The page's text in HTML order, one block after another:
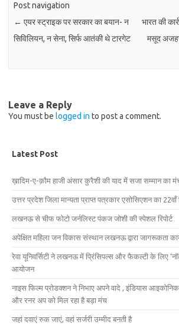
Post navigation
← एयर स्ट्राइक पर सरकार का बयान- न
सिविलियन, न सेना, सिर्फ आतंकी थे टारगेट
भारत की
मसूद अजहर
Leave a Reply
You must be logged in to post a comment.
Latest Post
ख़ादिम-ए-क़ौम हाजी अंसार कुरैशी की याद में सजा सम्मान का
उत्तर प्रदेश जिला मान्यता प्राप्त पत्रकार एसोसिएशन का 22वाँ
लखनऊ से चीफ फोटो जर्नलिस्ट पंकज जोशी की स्पेशल रिपोर्ट
अपेक्षित महिला जन विकास संस्थान लखनऊ द्वारा जागरूकता
रेवा यूनिवर्सिटी ने लखनऊ में प्रिंसिपल्स और फैकल्टी के लिए
आयोजन
नाइस फिल्म प्रोडक्शन ने निभाए अपने वादे , इंडियास
और रनर अप को मिल रहा है बड़ा मंच
जहां दवाएं रुक जाएं, वहां सर्जरी उम्मीद बनती है